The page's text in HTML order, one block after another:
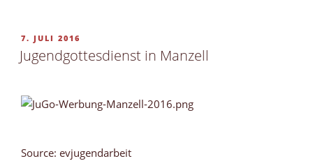
VERÖFFENTLICHT
AM
7. JULI 2016
Jugendgottesdienst in Manzell
Source: evjugendarbeit